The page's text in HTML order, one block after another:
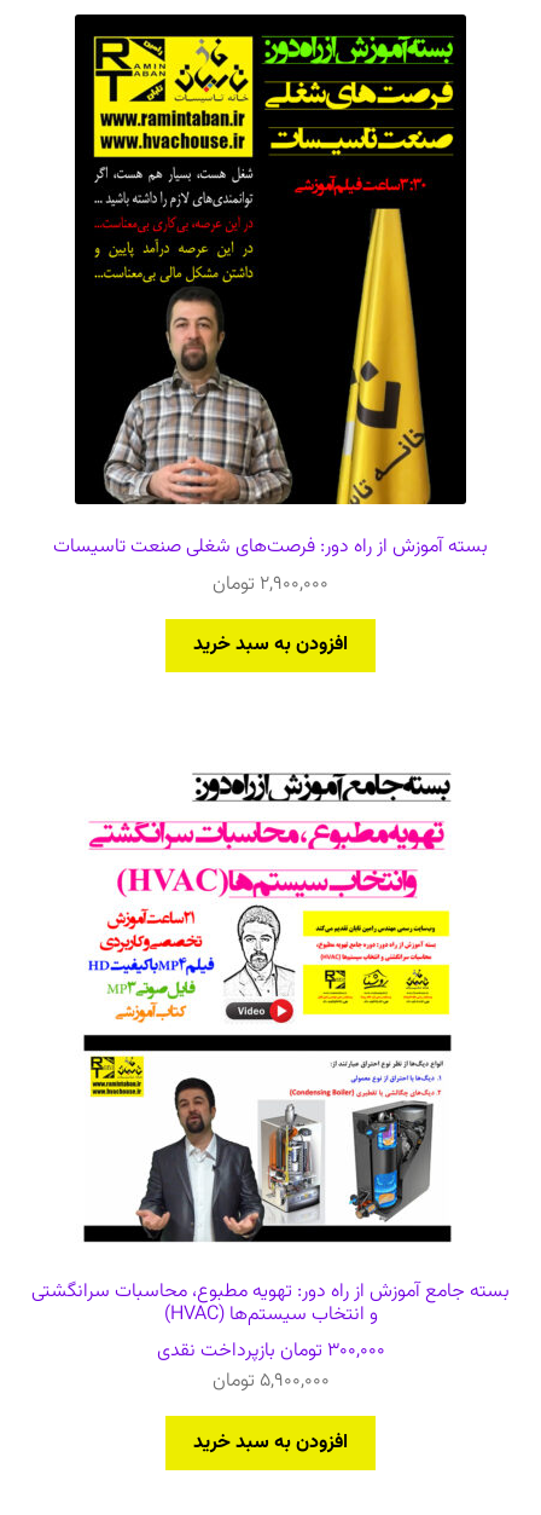
بسته آموزش از راه دور: فرصت‌های شغلی صنعت تاسیسات
2,900,000 تومان
افزودن به سبد خرید
بسته جامع آموزش از راه دور: تهویه مطبوع، محاسبات سرانگشتی
و انتخاب سیستم‌ها (HVAC)
300,000 تومان بازپرداخت نقدی
5,900,000 تومان
افزودن به سبد خرید